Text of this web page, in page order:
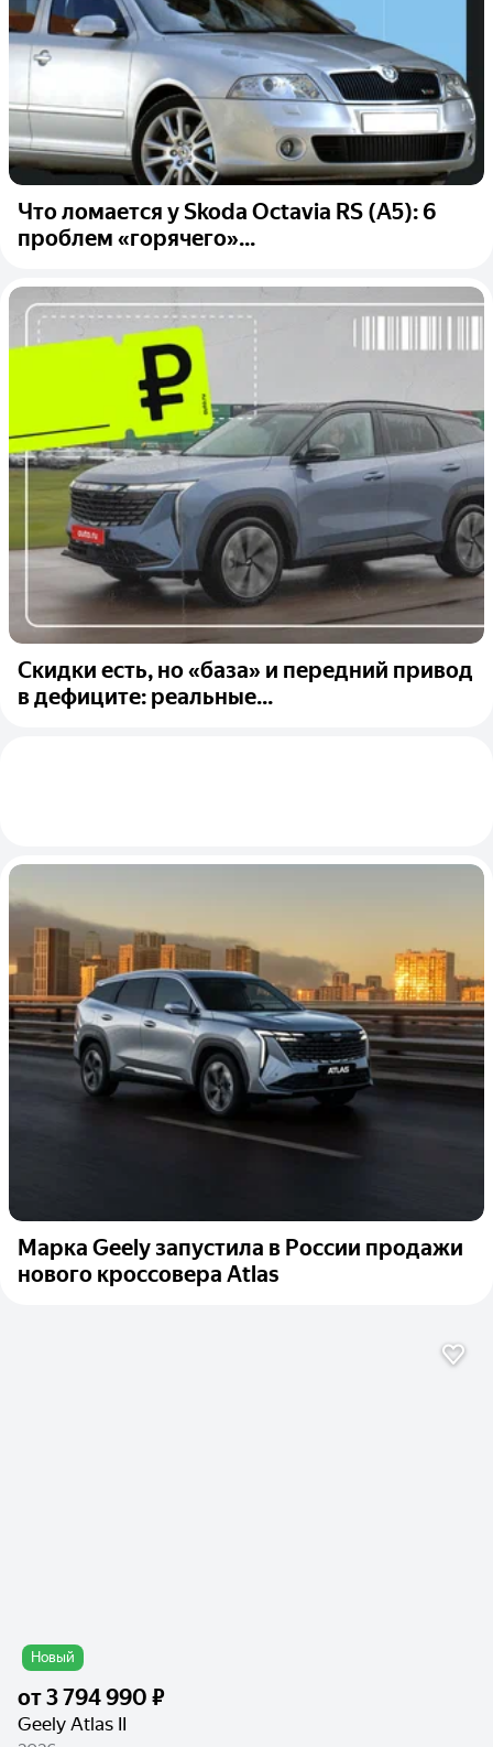
Что ломается у Skoda Octavia RS (А5): 6
проблем «горячего»...
Скидки есть, но «база» и передний привод
в дефиците: реальные...
Марка Geely запустила в России продажи
нового кроссовера Atlas
Новый
от3 794 990 ₽
Geely Atlas II